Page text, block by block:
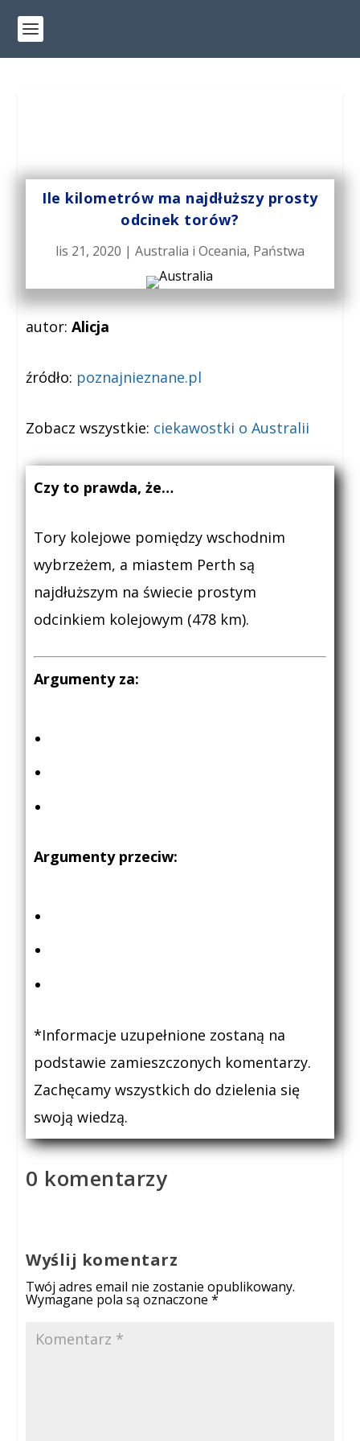
Ile kilometrów ma najdłuższy prosty
odcinek torów?
lis 21, 2020 | Australia i Oceania, Państwa
autor:Alicja
źródło: poznajnieznane.pl
Zobacz wszystkie: ciekawostki o Australii
Czy to prawda, że…
Tory kolejowe pomiędzy wschodnim
wybrzeżem, a miastem Perth są
najdłuższym na świecie prostym
odcinkiem kolejowym (478 km).
Argumenty za:
Argumenty przeciw:
*Informacje uzupełnione zostaną na
podstawie zamieszczonych komentarzy.
Zachęcamy wszystkich do dzielenia się
swoją wiedzą.
0 komentarzy
Wyślij komentarz
Twój adres email nie zostanie opublikowany.
Wymagane pola są oznaczone*